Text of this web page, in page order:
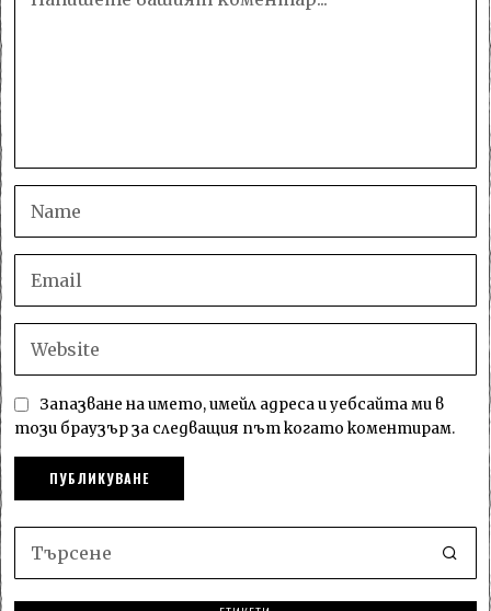
Запазване на името, имейл адреса и уебсайта ми в
този браузър за следващия път когато коментирам.